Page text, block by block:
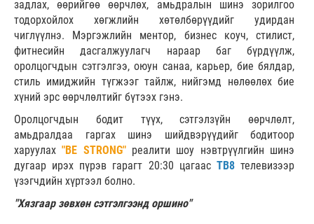
задлах, өөрийгөө өөрчлөх, амьдралын шинэ зорилгоо
тодорхойлох хөгжлийн хөтөлбөрүүдийг удирдан
чиглүүлнэ. Мэргэжлийн ментор, бизнес коуч, стилист,
фитнесийн дасгалжуулагч нараар баг бүрдүүлж,
оролцогчдын сэтгэлгээ, оюун санаа, карьер, бие бялдар,
стиль имиджийн түгжээг тайлж, нийгэмд нөлөөлөх бие
хүний эрс өөрчлөлтийг бүтээх гэнэ.
Оролцогчдын бодит түүх, сэтгэлзүйн өөрчлөлт,
амьдралдаа гаргах шинэ шийдвэрүүдийг бодитоор
харуулах"BE STRONG"реалити шоу нэвтрүүлгийн шинэ
дугаар ирэх пүрэв гарагт 20:30 цагаас ТВ8 телевизээр
үзэгчдийн хүртээл болно.
"Хязгаар зөвхөн сэтгэлгээнд оршино"